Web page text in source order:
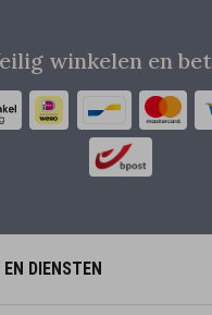
winkelen en
DIENSTEN